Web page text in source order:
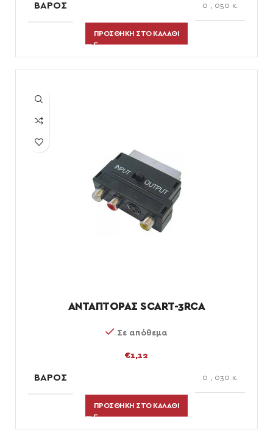
ΒΆΡΟΣ 0 , 050 κ.
ΠΡΟΣΘΉΚΗ ΣΤΟ ΚΑΛΆΘΙ
ΑΝΤΑΠΤΟΡΑΣ SCART-3RCA
Σε απόθεμα
€1,12
ΒΆΡΟΣ 0 , 030 κ.
ΠΡΟΣΘΉΚΗ ΣΤΟ ΚΑΛΆΘΙ